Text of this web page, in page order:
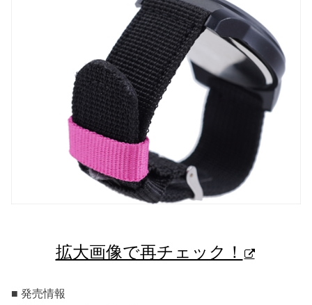
拡大画像で再チェック！
■ 発売情報